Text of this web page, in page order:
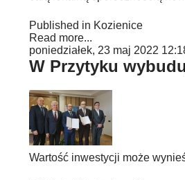
Published in Kozienice
Read more...
poniedziałek, 23 maj 2022
W Przytyku
Wartość inwestycji może